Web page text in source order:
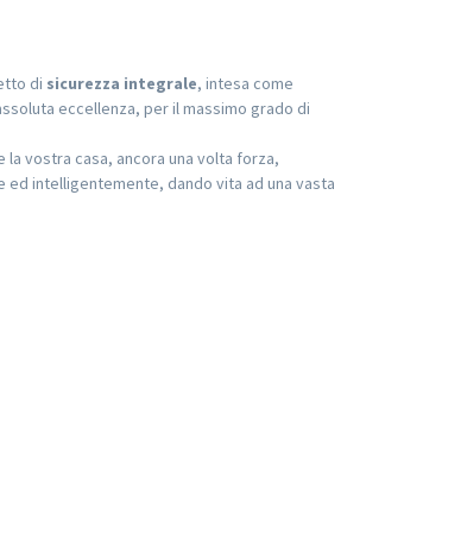
di sicurezza integrale, intesa come
eccellenza, per il massimo grado di
vostra casa, ancora una volta forza,
intelligentemente, dando vita ad una vasta